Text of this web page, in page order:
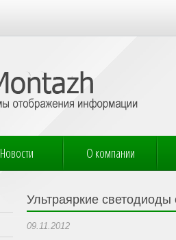
Новости О компании
Ультраяркие
09.11.2012